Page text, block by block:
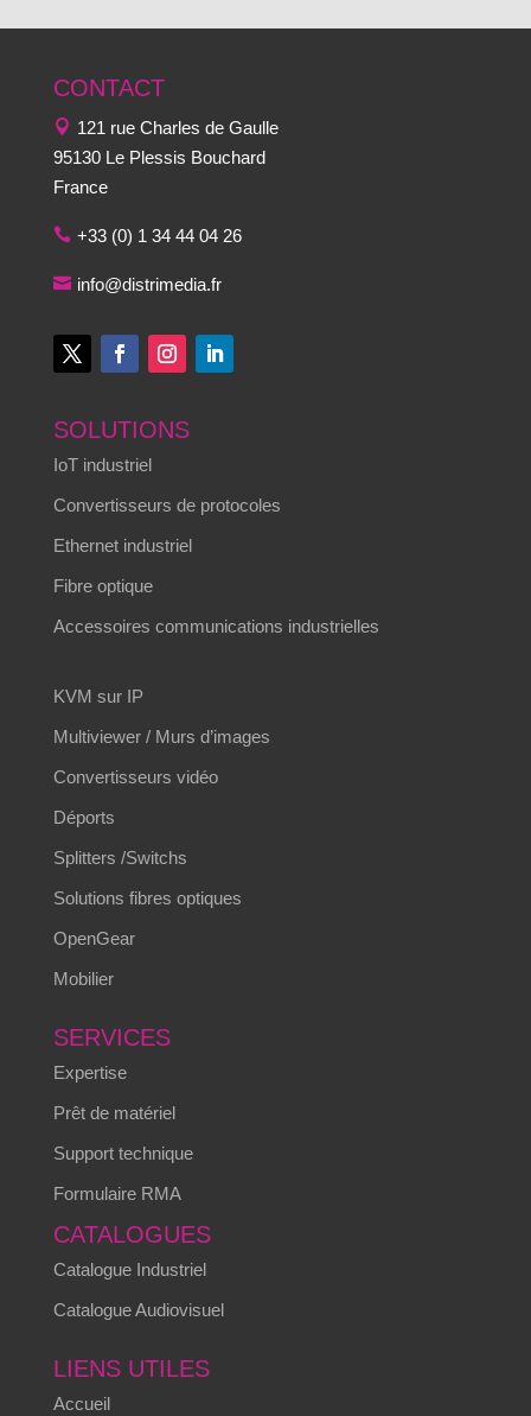
CONTACT
121 rue Charles de Gaulle
95130 Le Plessis Bouchard
France
+33 (0) 1 34 44 04 26
info@distrimedia.fr
SOLUTIONS
IoT industriel
Convertisseurs de protocoles
Ethernet industriel
Fibre optique
Accessoires communications industrielles
KVM sur IP
Multiviewer / Murs d’images
Convertisseurs vidéo
Déports
Splitters /Switchs
Solutions fibres optiques
OpenGear
Mobilier
SERVICES
Expertise
Prêt de matériel
Support technique
Formulaire RMA
CATALOGUES
Catalogue Industriel
Catalogue Audiovisuel
LIENS UTILES
Accueil